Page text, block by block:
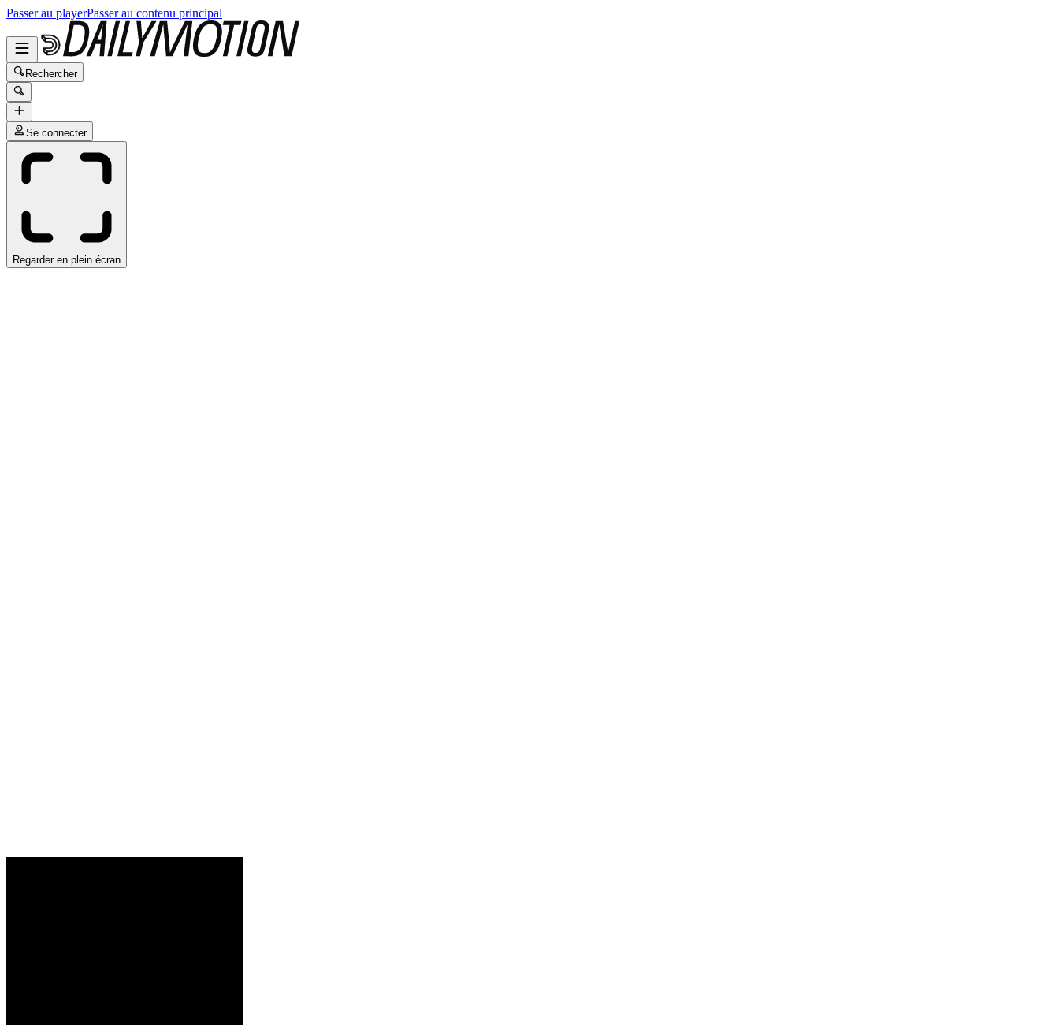
Passer au playerPasser au contenu principal
Rechercher
Se connecter
Regarder en plein écran